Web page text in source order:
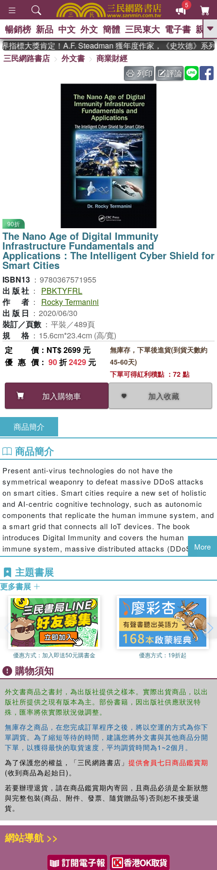
5
GO
熱搜： 東野圭吾
The Odyssey 、 父親節 、 如果歷
史是一群喵 、 暑期推薦 、 國際布克
登輝時代 、 數學女孩：黎曼猜想
偉大的迷走神經
暢銷榜 新品 中文 外文 簡體 三民東大 電子書 親子
指標大獎肯定！A.F. Steadman 獲年度作家，《史坎德》系列
三民網路書店
外文書
商業財經
列印
評論
90折
The Nano Age of Digital Immunity
Infrastructure Fundamentals and
Applications：The Intelligent Cyber Shield for
Smart Cities
ISBN13 ： 9780367571955
出版社 ：
PBKTYFRL
作者 ：
Rocky Termanini
出版日 ： 2020/06/30
裝訂／頁數 ： 平裝／489頁
規格 ： 15.6cm*23.4cm (高/寬)
定價 ：NT$ 2699 元
優惠價 ： 90折2429 元
加入購物車 加入收藏
無庫存，下單後進貨(到貨天數約
45-60天)
下單可得紅利積點 ：72 點
商品簡介
商品簡介
Present anti-virus technologies do not have the
symmetrical weaponry to defeat massive DDoS attacks
on smart cities. Smart cities require a new set of holistic
and AI-centric cognitive technology, such as autonomic
components that replicate the human immune system, and
a smart grid that connects all IoT devices. The book
introduces Digital Immunity and covers the human
immune system, massive distributed attacks (DDoS) and
the future generations cyber attacks, the anatomy and
critical success factors of smart city, Digital Immunity and
the role of the Smart Grid, how Digital Immunity defends
the smart city and annihilates massive malware, and
Digital Immunity to combat global cyber terrorism.
More
主題書展
更多書展
優惠方式： 加入即送50元購書金 優惠方式： 19折起
購物須知
外文書商品之書封，為出版社提供之樣本。實際出貨商品，以出
版社所提供之現有版本為主。部份書籍，因出版社供應狀況特
殊，匯率將依實際狀況做調整。
無庫存之商品，在您完成訂單程序之後，將以空運的方式為你下
單調貨。為了縮短等待的時間，建議您將外文書與其他商品分開
下單，以獲得最快的取貨速度，平均調貨時間為1~2個月。
為了保護您的權益，「三民網路書店」 提供會員七日商品鑑賞期
(收到商品為起始日)。
若要辦理退貨，請在商品鑑賞期內寄回，且商品必須是全新狀態
與完整包裝(商品、附件、發票、隨貨贈品等)否則恕不接受退
貨。
網站導航 >>